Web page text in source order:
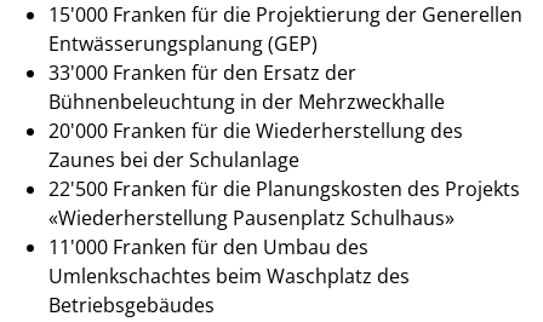
15'000 Franken für die Projektierung der Generellen
Entwässerungsplanung (GEP)
33'000 Franken für den Ersatz der
Bühnenbeleuchtung in der Mehrzweckhalle
20'000 Franken für die Wiederherstellung des
Zaunes bei der Schulanlage
22'500 Franken für die Planungskosten des Projekts
«Wiederherstellung Pausenplatz Schulhaus»
11'000 Franken für den Umbau des
Umlenkschachtes beim Waschplatz des
Betriebsgebäudes